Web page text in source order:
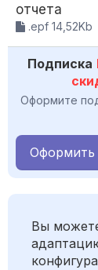
отчета
.epf 14,52Kb
Подписка
Оформите
Оформить
Вы